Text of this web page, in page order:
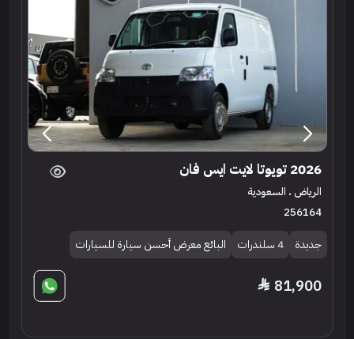
2026 تويوتا لايت ايس فان
الرياض ، السعودية
256164
جديدة 4 سلندرات البائع معرض أحسن سيارة للسيارات
81,900